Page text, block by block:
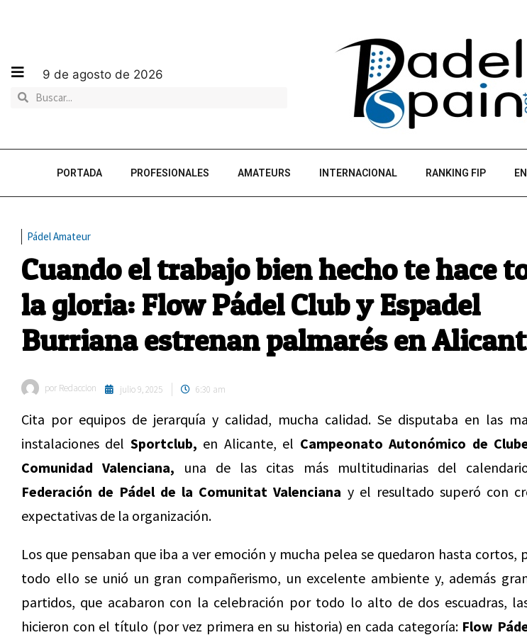
9 de agosto de 2026
PORTADA PROFESIONALES AMATEURS INTERNACIONAL RANKING FIP
Pádel Amateur
Cuando el trabajo bien hecho te hace
la gloria: Flow Pádel Club y Espadel
Burriana estrenan palmarés en
por Redaccion julio 9, 2025 6:30 am
Cita por equipos de jerarquía y calidad, mucha calidad. Se disputaba en las
instalaciones del Sportclub, en Alicante, el Campeonato Autonómico de
Comunidad Valenciana, una de las citas más multitudinarias del
Federación de Pádel de la Comunitat Valenciana y el resultado superó con
expectativas de la organización.
Los que pensaban que iba a ver emoción y mucha pelea se quedaron hasta cortos,
todo ello se unió un gran compañerismo, un excelente ambiente y, además
partidos, que acabaron con la celebración por todo lo alto de dos escuadras,
hicieron con el título (por vez primera en su historia) en cada categoría: Flow